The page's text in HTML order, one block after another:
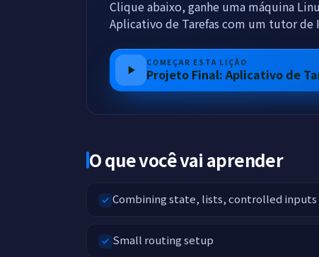
Clique abaixo, ganhe uma máquina
Aplicativo de Tarefas com um tutor de
COMEÇAR ESTA LIÇÃO
Projeto Final: Aplicativo de
O que você vai aprender
Combining state, lists, controlled inputs
Small routing setup